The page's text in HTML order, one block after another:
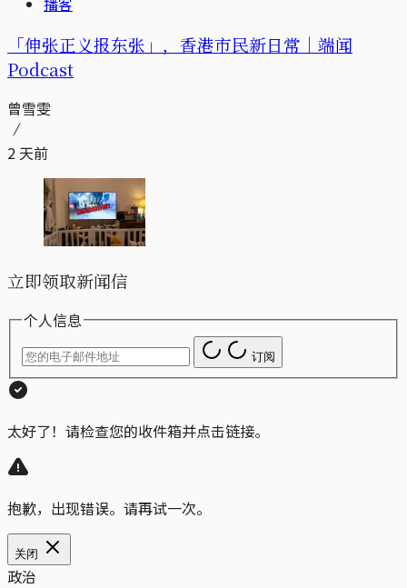
「伸张正义报东张」，香港市民新日常｜端闻
Podcast
曾雪雯
2 天前
立即领取新闻信
个人信息
订阅
太好了！请检查您的收件箱并点击链接。
抱歉，出现错误。请再试一次。
关闭
政治